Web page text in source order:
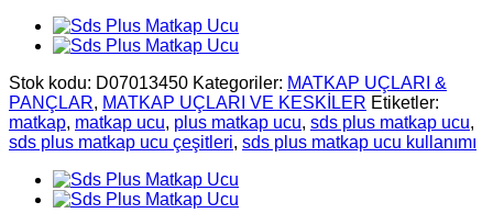
Stok kodu: D07013450 Kategoriler: MATKAP UÇLARI &
PANÇLAR, MATKAP UÇLARI VE KESKİLER Etiketler:
matkap, matkap ucu, plus matkap ucu, sds plus matkap ucu,
sds plus matkap ucu çeşitleri, sds plus matkap ucu kullanımı